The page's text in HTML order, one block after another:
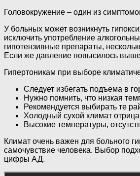
Головокружение – один из
У больных может возникнуть
исключить употребление
гипотензивные препараты,
Если же давление повысилось выше
Гипертоникам при выборе
Следует избегать подъема в
Нужно помнить, что низкая
Рекомендуется выбирать те
Холодный сухой климат
Высокие температуры,
Климат очень важен для больного
самочувствие человека. Выбор
цифры АД.